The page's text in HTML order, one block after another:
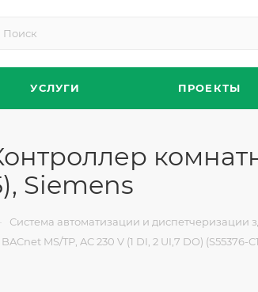
УСЛУГИ ПРОЕКТЫ
Siemens
Система автоматизации и диспетчеризации
MS/TP, AC 230 V (1 DI, 2 UI,7 DO) (S55376-